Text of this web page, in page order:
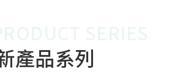
產品系列